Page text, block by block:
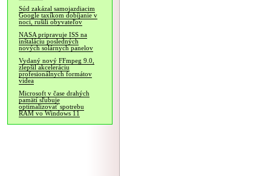
Súd zakázal samojazdiacim
Google taxíkom dobíjanie v
noci, rušili obyvateľov
NASA pripravuje ISS na
inštaláciu posledných
nových solárnych panelov
Vydaný nový FFmpeg 9.0,
zlepšil akceleráciu
profesionálnych formátov
videa
Microsoft v čase drahých
pamätí sľubuje
optimalizovať spotrebu
RAM vo Windows 11